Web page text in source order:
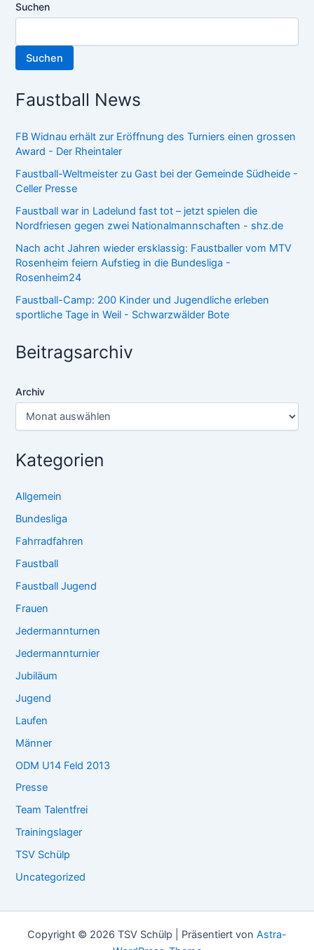
Suchen
Suchen
Faustball News
FB Widnau erhält zur Eröffnung des Turniers einen grossen
Award - Der Rheintaler
Faustball-Weltmeister zu Gast bei der Gemeinde Südheide -
Celler Presse
Faustball war in Ladelund fast tot – jetzt spielen die
Nordfriesen gegen zwei Nationalmannschaften - shz.de
Nach acht Jahren wieder ersklassig: Faustballer vom MTV
Rosenheim feiern Aufstieg in die Bundesliga -
Rosenheim24
Faustball-Camp: 200 Kinder und Jugendliche erleben
sportliche Tage in Weil - Schwarzwälder Bote
Beitragsarchiv
Archiv
Kategorien
Allgemein
Bundesliga
Fahrradfahren
Faustball
Faustball Jugend
Frauen
Jedermannturnen
Jedermannturnier
Jubiläum
Jugend
Laufen
Männer
ODM U14 Feld 2013
Presse
Team Talentfrei
Trainingslager
TSV Schülp
Uncategorized
Copyright © 2026 TSV Schülp | Präsentiert von Astra-